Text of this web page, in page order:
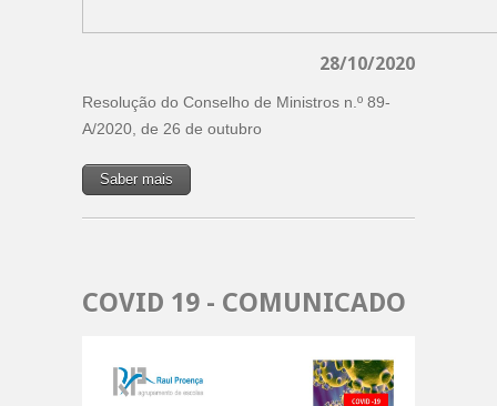
28/10/2020
Resolução do Conselho de Ministros n.º 89-
A/2020, de 26 de outubro
Saber mais
COVID 19 - COMUNICADO